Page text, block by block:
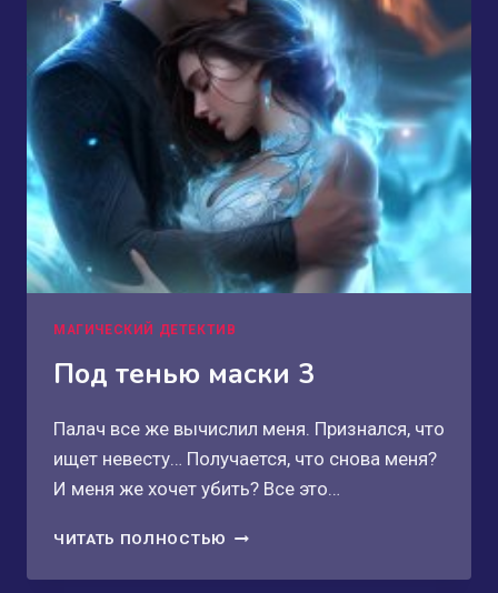
МАГИЧЕСКИЙ ДЕТЕКТИВ
Под тенью маски 3
Палач все же вычислил меня. Признался, что
ищет невесту… Получается, что снова меня?
И меня же хочет убить? Все это…
ЧИТАТЬ ПОЛНОСТЬЮ ПОД
МАСКИ